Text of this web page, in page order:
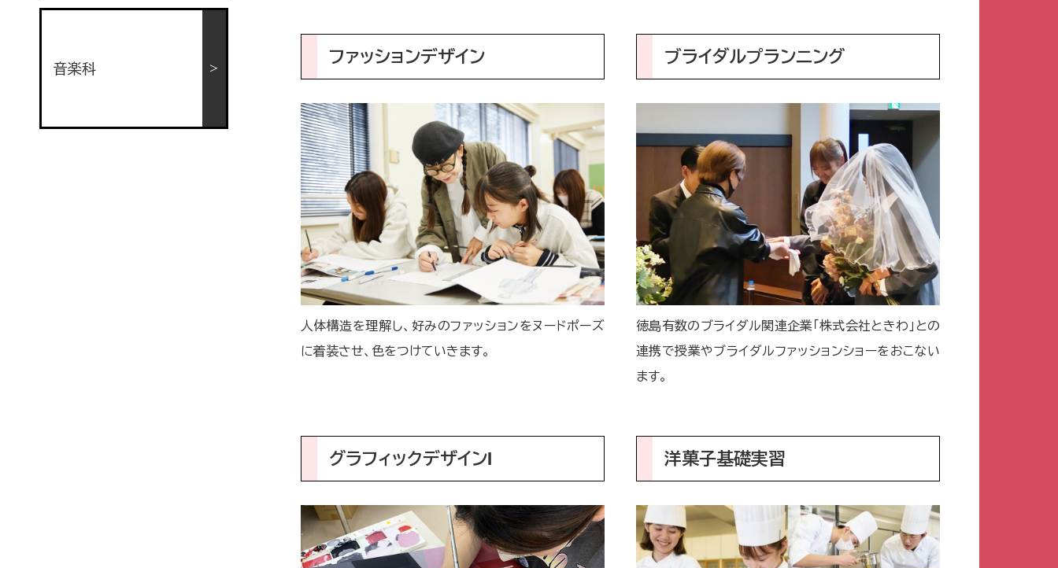
ファッションデザイン
人体構造を理解し、好みのファッションをヌードポーズ
に着装させ、色をつけていきます。
ブライダルプランニング
徳島有数のブライダル関連企業「株式会社ときわ」との
連携で授業やブライダルファッションショーをおこない
ます。
グラフィックデザインⅠ 洋菓子基礎実習
音楽科